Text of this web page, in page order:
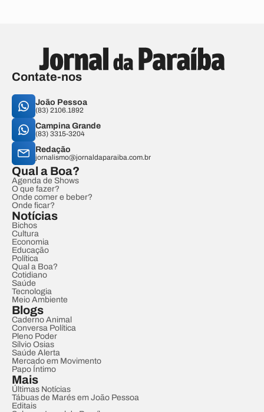
Contate-nos
João Pessoa
(83) 2106.1892
Campina Grande
(83) 3315-3204
Redação
jornalismo@jornaldaparaiba.com.br
Qual a Boa?
Agenda de Shows
O que fazer?
Onde comer e beber?
Onde ficar?
Notícias
Bichos
Cultura
Economia
Educação
Política
Qual a Boa?
Cotidiano
Saúde
Tecnologia
Meio Ambiente
Blogs
Caderno Animal
Conversa Política
Pleno Poder
Sílvio Osias
Saúde Alerta
Mercado em Movimento
Papo Íntimo
Mais
Últimas Notícias
Tábuas de Marés em João Pessoa
Editais